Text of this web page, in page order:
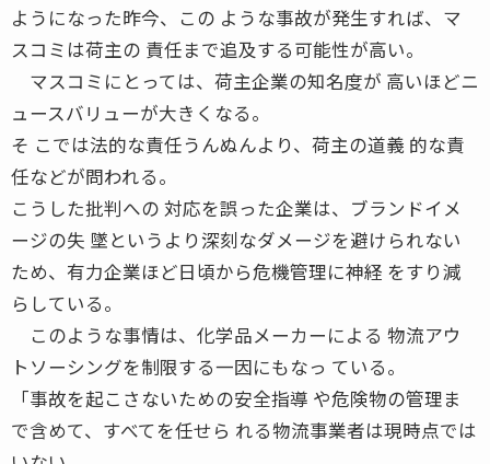
ようになった昨今、この ような事故が発生すれば、マ
スコミは荷主の 責任まで追及する可能性が高い。
マスコミにとっては、荷主企業の知名度が 高いほどニ
ュースバリューが大きくなる。
そ こでは法的な責任うんぬんより、荷主の道義 的な責
任などが問われる。
こうした批判への 対応を誤った企業は、ブランドイメ
ージの失 墜というより深刻なダメージを避けられない
ため、有力企業ほど日頃から危機管理に神経 をすり減
らしている。
このような事情は、化学品メーカーによる 物流アウ
トソーシングを制限する一因にもなっ ている。
「事故を起こさないための安全指導 や危険物の管理ま
で含めて、すべてを任せら れる物流事業者は現時点では